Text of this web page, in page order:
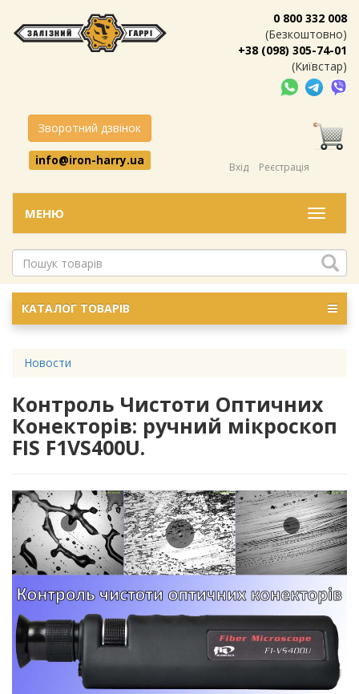
0 800 332 008
(Безкоштовно)
+38 (098) 305-74-01
(Київстар)
Зворотний дзвінок
info@iron-harry.ua
Вхід Реєстрація
Меню
МЕНЮ
КАТАЛОГ ТОВАРІВ
Новости
Контроль Чистоти Оптичних
Конекторів: ручний мікроскоп
FIS F1VS400U.